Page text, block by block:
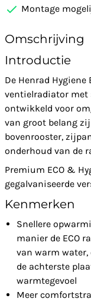
Montage
Omschrijving
Introductie
De Henrad
ventielradiator met
ontwikkeld voor
van groot belang
bovenrooster,
onderhoud van de
Premium ECO &
gegalvaniseerde
Kenmerken
Snellere
manier de ECO
van warm
de achterste
warmtegevoel
Meer